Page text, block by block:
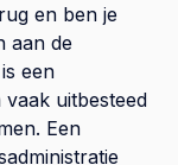
en ben je
aan de
een
uitbesteed
Een